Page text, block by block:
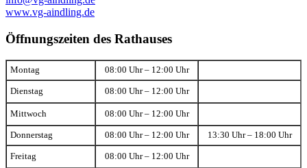
www.vg-aindling.de
Öffnungszeiten des Rathauses
Montag 08:00 Uhr – 12:00 Uhr
Dienstag 08:00 Uhr – 12:00 Uhr
Mittwoch 08:00 Uhr – 12:00 Uhr
Donnerstag 08:00 Uhr – 12:00 Uhr 13:30 Uhr – 18:00 Uhr
Freitag 08:00 Uhr – 12:00 Uhr